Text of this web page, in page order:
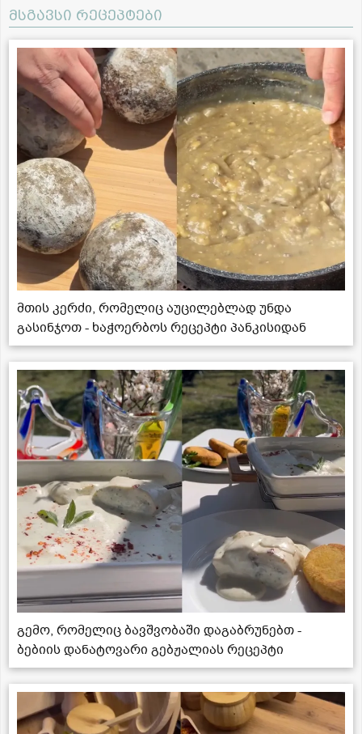
მსგავსი რეცეპტები
მთის კერძი, რომელიც აუცილებლად უნდა
გასინჯოთ - ხაჭოერბოს რეცეპტი პანკისიდან
გემო, რომელიც ბავშვობაში დაგაბრუნებთ -
ბებიის დანატოვარი გებჟალიას რეცეპტი